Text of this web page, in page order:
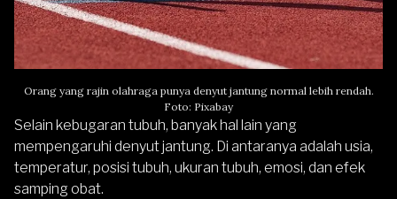
Orang yang rajin olahraga punya denyut jantung normal lebih rendah.
Foto: Pixabay
Selain kebugaran tubuh, banyak hal lain yang
mempengaruhi denyut jantung. Di antaranya adalah usia,
temperatur, posisi tubuh, ukuran tubuh, emosi, dan efek
samping obat.